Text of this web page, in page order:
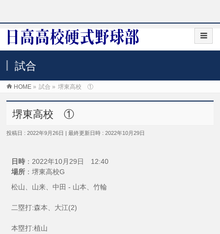
試合
HOME » 試合 » 堺東高校 ①
堺東高校 ①
投稿日 : 2022年9月26日 最終更新日時 : 2022年10月29日
日時 ：2022年10月29日 12:40
場所 ：堺東高校G
松山、山来、中田 - 山本、竹輪
二塁打:森本、大江(2)
本塁打:植山